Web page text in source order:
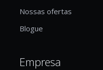
Nossas ofertas
Blogue
Empresa